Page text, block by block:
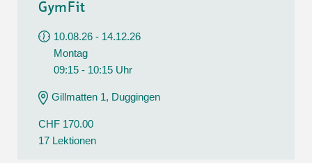
GymFit
10.08.26 - 14.12.26
Montag
09:15 - 10:15 Uhr
Gillmatten 1, Duggingen
CHF 170.00
17 Lektionen